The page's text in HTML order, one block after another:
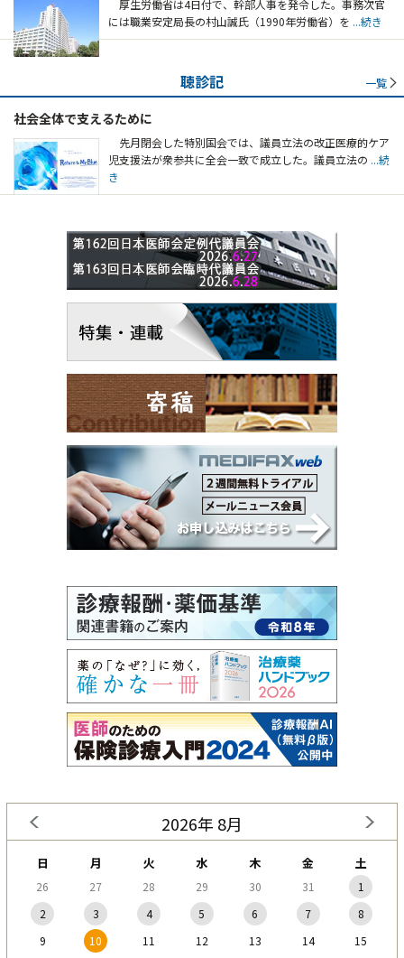
厚生労働省は4日付で、幹部人事を発令した。事務次官
には職業安定局長の村山誠氏（1990年労働省）を ...続き
聴診記 一覧
社会全体で支えるために
先月閉会した特別国会では、議員立法の改正医療的ケア
児支援法が衆参共に全会一致で成立した。議員立法の ...続
き
2026年 8月
日 月 火 水 木 金 土
26 27 28 29 30 31
1
2
3 4 5 6 7
8
9
10 11 12 13 14
15